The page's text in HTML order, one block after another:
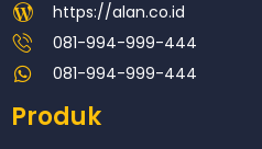
https://alan.co.id
081-994-999-444
081-994-999-444
Produk